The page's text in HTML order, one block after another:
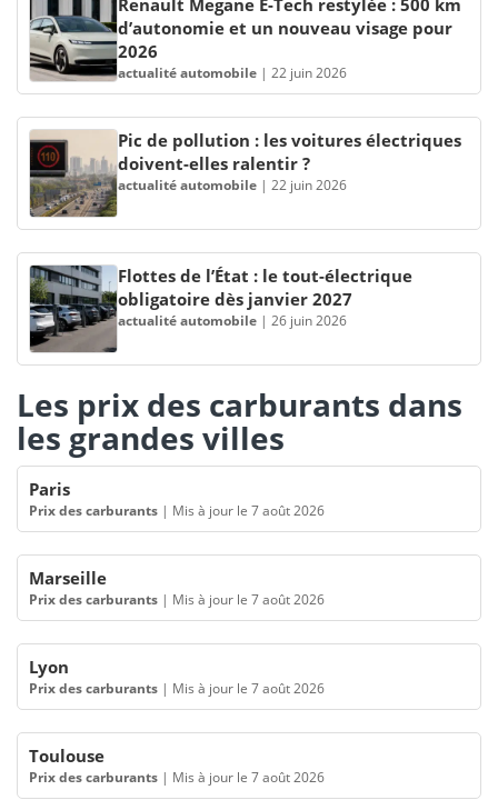
d’autonomie et un nouveau visage pour
2026
actualité automobile | 22 juin 2026
Pic de pollution : les voitures électriques
doivent-elles ralentir ?
actualité automobile | 22 juin 2026
Flottes de l’État : le tout-électrique
obligatoire dès janvier 2027
actualité automobile | 26 juin 2026
Les prix des carburants dans
les grandes villes
Paris
Prix des carburants | Mis à jour le 7 août 2026
Marseille
Prix des carburants | Mis à jour le 7 août 2026
Lyon
Prix des carburants | Mis à jour le 7 août 2026
Toulouse
Prix des carburants | Mis à jour le 7 août 2026